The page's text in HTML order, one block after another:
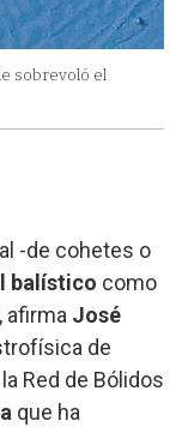
sobrevoló el
-de cohetes o
balístico como
afirma José
de
Red de Bólidos
que ha